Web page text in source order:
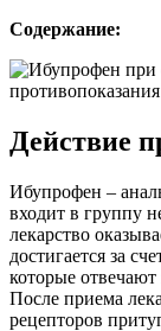
Содержание:
Действие
Ибупрофен –
входит в группу
лекарство
достигается за
которые
После приема
рецепторов